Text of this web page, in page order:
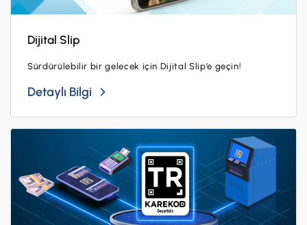
Dijital Slip
Sürdürülebilir bir gelecek için Dijital Slip’e geçin!
Detaylı Bilgi